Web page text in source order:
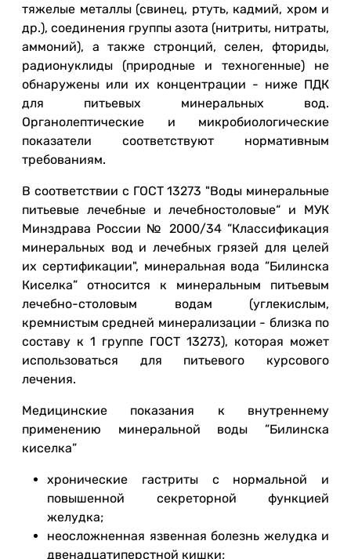
тяжелые металлы (свинец, ртуть, кадмий, хром и
др.), соединения группы азота (нитриты, нитраты,
аммоний), а также стронций, селен, фториды,
радионуклиды (природные и техногенные) не
обнаружены или их концентрации - ниже ПДК
для питьевых минеральных вод.
Органолептические и микробиологические
показатели соответствуют нормативным
требованиям.
В соответствии с ГОСТ 13273 "Воды минеральные
питьевые лечебныеи лечебностоловые“ и МУК
Минздрава России № 2000/34 ”Классификация
минеральных вод и лечебных грязей для целей
их сертификации", минеральная вода ”Билинска
Киселка” относится к минеральным питьевым
лечебно-столовым водам (углекислым,
кремнистым средней минерализации - близка по
составу к 1 группе ГОСТ 13273), которая может
использоваться для питьевого курсового
лечения.
Медицинские показания к внутреннему
применению минеральной воды ”Билинска
киселка”
хронические гастриты с нормальной и
повышенной секреторной функцией
желудка;
неосложненная язвенная болезнь желудка и
двенадцатиперстной кишки;